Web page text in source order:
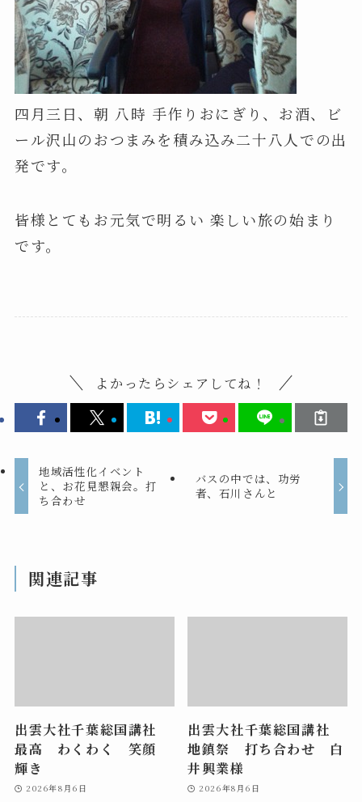
四月三日、朝 八時 手作りおにぎり、お酒、ビ
ール沢山のおつまみを積み込み二十八人での出
発です。
皆様とてもお元気で明るい 楽しい旅の始まり
です。
よかったらシェアしてね！
地域活性化イベント
と、お花見懇親会。打
ち合わせ
バスの中では、功労
者、石川さんと
関連記事
出雲大社千葉総国講社
最高 わくわく 笑顔
輝き
2026年8月6日
出雲大社千葉総国講社
地鎮祭 打ち合わせ 白
井興業様
2026年8月6日